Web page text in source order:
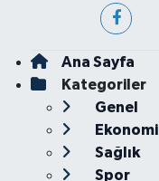
Ana Sayfa
Kategoriler
Genel
Ekonomi
Sağlık
Spor